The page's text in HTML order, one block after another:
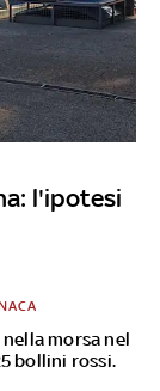
l'ipotesi
morsa nel
bollini rossi.